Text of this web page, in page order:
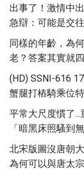
出事了！激情中
急辯：可能是交
同樣的年齡，為
老？答案其實就
(HD) SSNI-616
蟹腿打樁騎乘位
平常大尺度慣了...
「暗黑床照騷到
北宋版圖沒唐朝
為何可以與唐太